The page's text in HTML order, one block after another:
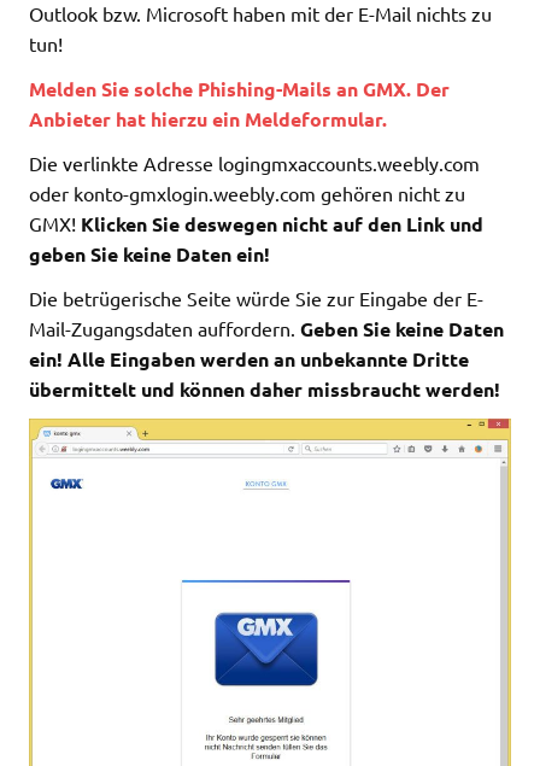
Outlook bzw. Microsoft haben mit der E-Mail nichts zu
tun!
Melden Sie solche Phishing-Mails an GMX. Der
Anbieter hat hierzu ein Meldeformular.
Die verlinkte Adresse logingmxaccounts.weebly.com
oder konto-gmxlogin.weebly.com gehören nicht zu
GMX! Klicken Sie deswegen nicht auf den Link und
geben Sie keine Daten ein!
Die betrügerische Seite würde Sie zur Eingabe der E-
Mail-Zugangsdaten auffordern. Geben Sie keine Daten
ein! Alle Eingaben werden an unbekannte Dritte
übermittelt und können daher missbraucht werden!